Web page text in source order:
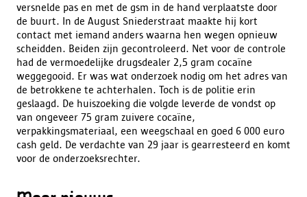
versnelde pas en met de gsm in de hand verplaatste door
de buurt. In de August Sniederstraat maakte hij kort
contact met iemand anders waarna hen wegen opnieuw
scheidden. Beiden zijn gecontroleerd. Net voor de controle
had de vermoedelijke drugsdealer 2,5 gram cocaïne
weggegooid. Er was wat onderzoek nodig om het adres van
de betrokkene te achterhalen. Toch is de politie erin
geslaagd. De huiszoeking die volgde leverde de vondst op
van ongeveer 75 gram zuivere cocaïne,
verpakkingsmateriaal, een weegschaal en goed 6 000 euro
cash geld. De verdachte van 29 jaar is gearresteerd en komt
voor de onderzoeksrechter.